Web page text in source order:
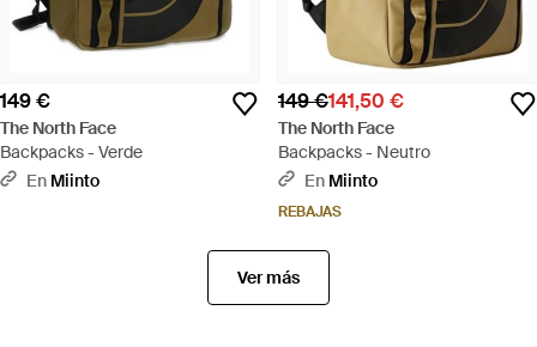
149 €
The North Face
Backpacks - Verde
En Miinto
149 €141,50 €
The North Face
Backpacks - Neutro
En Miinto
REBAJAS
Ver más